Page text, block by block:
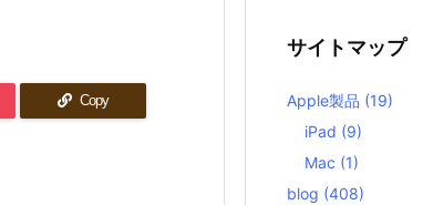
Copy
サイトマップ
Apple製品 (19)
iPad (9)
Mac (1)
blog (408)